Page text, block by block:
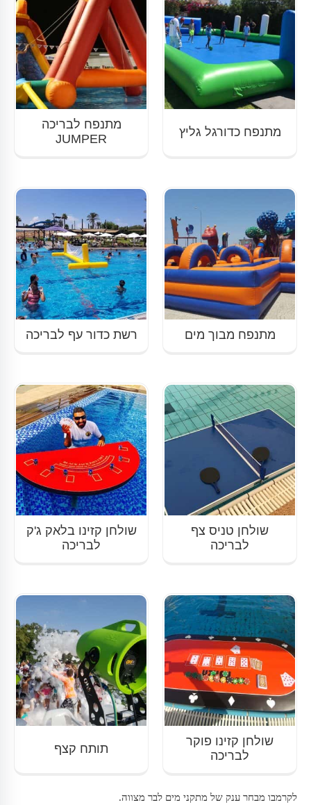
מתנפח כדורגל גליץ
מתנפח לבריכה
JUMPER
מתנפח מבוך מים רשת כדור עף לבריכה
שולחן טניס צף
לבריכה
שולחן קזינו בלאק ג'ק
לבריכה
שולחן קזינו פוקר
לבריכה
תותח קצף
לקרמבו מבחר ענק של מתקני מים לבר מצווה.